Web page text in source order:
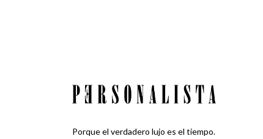
Porque el verdadero lujo es el tiempo.